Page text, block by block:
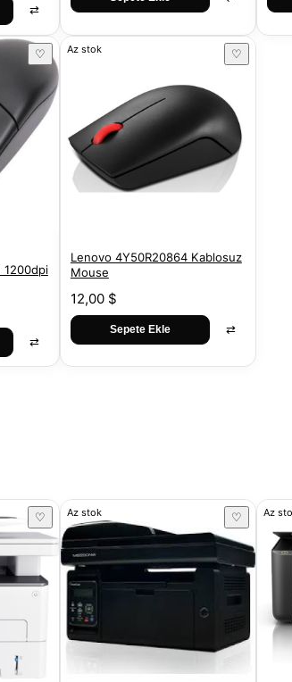
⇄
♡
1200dpi
⇄
Az stok ♡
Lenovo 4Y50R20864 Kablosuz
Mouse
12,00 $
Sepete Ekle ⇄
♡ Az stok ♡ Az